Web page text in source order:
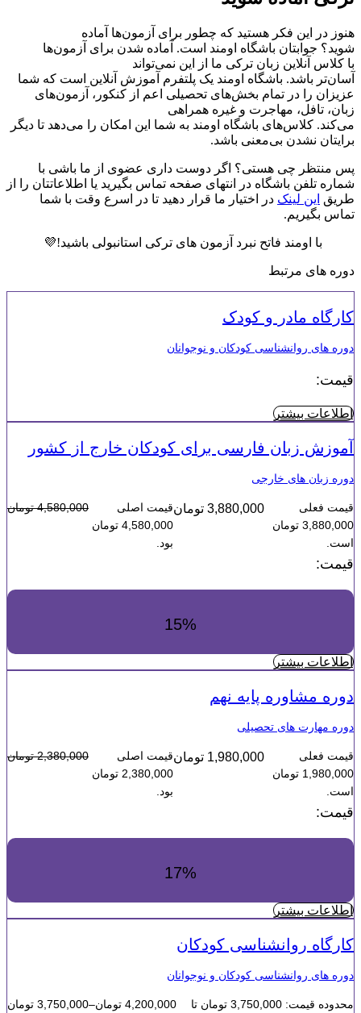
هنوز در این فکر هستید که چطور برای آزمون‌ها آماده
شوید؟ جوابتان باشگاه اومند است. آماده شدن برای آزمون‌ها
با کلاس آنلاین زبان ترکی ما از این نمی‌تواند
آسان‌تر باشد. باشگاه اومند یک پلتفرم آموزش آنلاین است که شما
عزیزان را در تمام بخش‌های تحصیلی اعم از کنکور، آزمون‌های
زبان، تافل، مهاجرت و غیره همراهی
می‌کند. کلاس‌های باشگاه اومند به شما این امکان را می‌دهد تا دیگر
برایتان نشدن بی‌معنی باشد.
پس منتظر چی هستی؟ اگر دوست داری عضوی از ما باشی با
شماره تلفن باشگاه در انتهای صفحه تماس بگیرید یا اطلاعاتتان را از
طریق این لینک در اختیار ما قرار دهید تا در اسرع وقت با شما
تماس بگیریم.
با اومند فاتح نبرد آزمون ‌های ترکی استانبولی باشید!💜
دوره های مرتبط
کارگاه مادر و کودک
دوره های روانشناسی کودکان و نوجوانان
قیمت:
اطلاعات بیشتر
آموزش زبان فارسی برای کودکان خارج از کشور
دوره زبان های خارجی
4,580,000 تومان
قیمت اصلی
4,580,000 تومان
بود.
3,880,000 تومان
قیمت فعلی
3,880,000 تومان
است.
قیمت:
15%
اطلاعات بیشتر
دوره مشاوره پایه نهم
دوره مهارت های تحصیلی
2,380,000 تومان
قیمت اصلی
2,380,000 تومان
بود.
1,980,000 تومان
قیمت فعلی
1,980,000 تومان
است.
قیمت:
17%
اطلاعات بیشتر
کارگاه روانشناسی کودکان
دوره های روانشناسی کودکان و نوجوانان
3,750,000 تومان – 4,200,000 تومان محدوده قیمت: 3,750,000 تومان تا